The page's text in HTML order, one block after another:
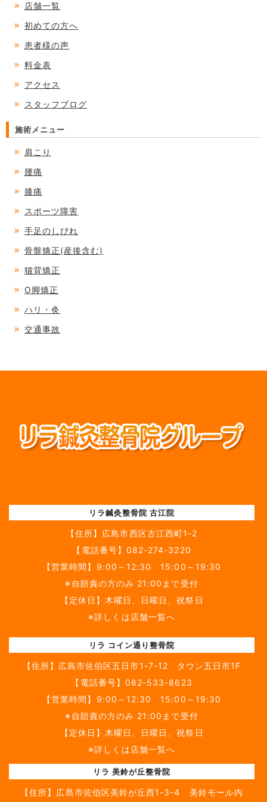
店舗一覧
初めての方へ
患者様の声
料金表
アクセス
スタッフブログ
施術メニュー
肩こり
腰痛
膝痛
スポーツ障害
手足のしびれ
骨盤矯正(産後含む)
猫背矯正
O脚矯正
ハリ・灸
交通事故
リラ鍼灸整骨院 古江院
【住所】 広島市西区古江西町1-2
【電話番号】 082-274-3220
【営業時間】9:00～12:30 15:00～19:30
※自賠責の方のみ 21:00まで受付
【定休日】木曜日、日曜日、祝祭日
※詳しくは店舗一覧へ
リラ コイン通り整骨院
【住所】 広島市佐伯区五日市1-7-12 タウン五日市1F
【電話番号】 082-533-8623
【営業時間】9:00～12:30 15:00～19:30
※自賠責の方のみ 21:00まで受付
【定休日】木曜日、日曜日、祝祭日
※詳しくは店舗一覧へ
リラ 美鈴が丘整骨院
【住所】 広島市佐伯区美鈴が丘西1-3-4 美鈴モール内